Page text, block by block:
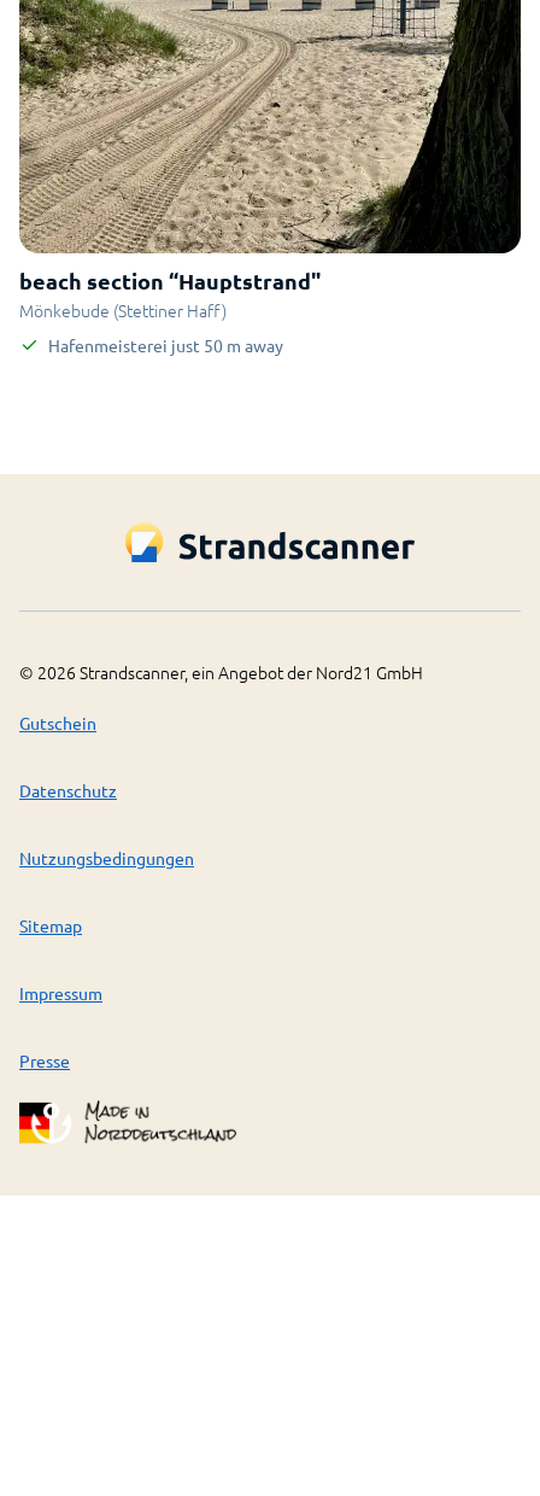
beach section “Hauptstrand"
Mönkebude (Stettiner Haff)
Hafenmeisterei just 50 m away
© 2026 Strandscanner, ein Angebot der Nord21 GmbH
Gutschein
Datenschutz
Nutzungsbedingungen
Sitemap
Impressum
Presse